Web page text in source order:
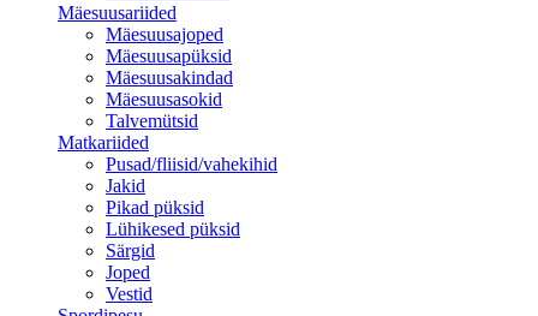
Mäesuusariided
Mäesuusajoped
Mäesuusapüksid
Mäesuusakindad
Mäesuusasokid
Talvemütsid
Matkariided
Pusad/fliisid/vahekihid
Jakid
Pikad püksid
Lühikesed püksid
Särgid
Joped
Vestid